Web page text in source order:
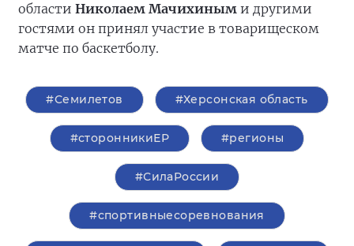
области Николаем Мачихиным и другими
гостями он принял участие в товарищеском
матче по баскетболу.
#Семилетов #Херсонская область
#сторонникиЕР #регионы
#СилаРоссии
#спортивныесоревнования